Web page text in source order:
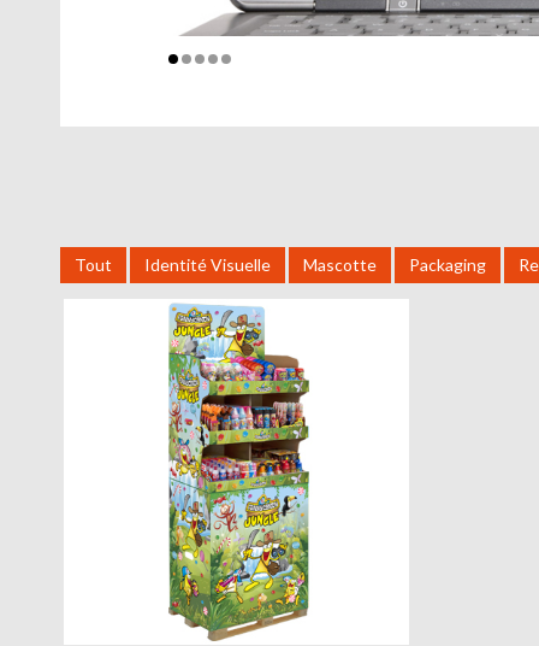
Tout Identité Visuelle Mascotte Packaging